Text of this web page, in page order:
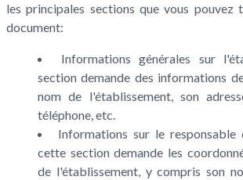
les principales sections que vous pouvez
document:
Informations générales sur
section demande des informations
nom de l'établissement, son
téléphone, etc.
Informations sur le responsable
cette section demande les
de l'établissement, y compris son